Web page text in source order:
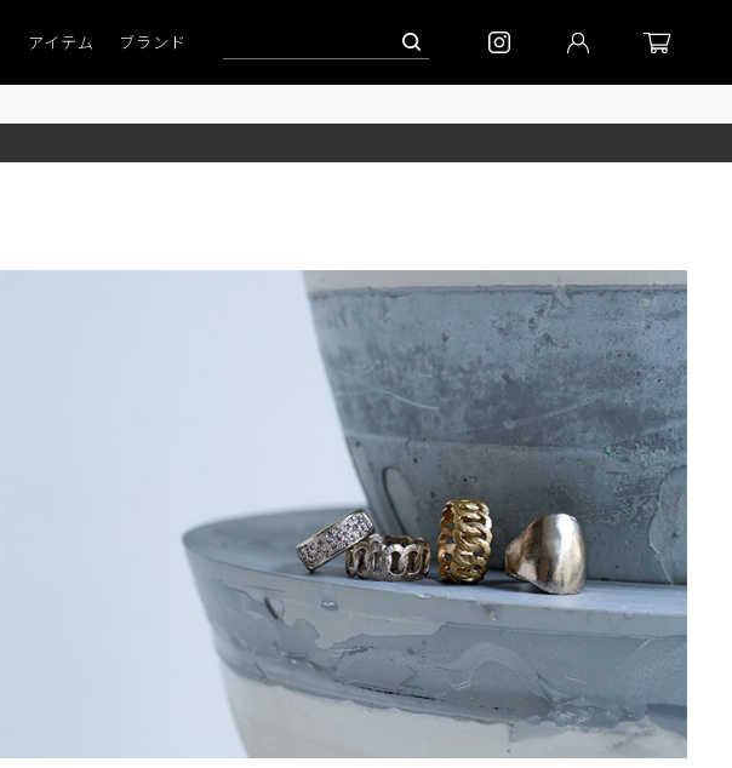
マンスリーポイントキャンペーン」 予約│「エッグジャケット GREY」
アイテム ブランド